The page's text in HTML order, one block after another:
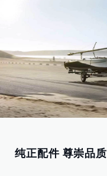
纯正配件 尊崇品质